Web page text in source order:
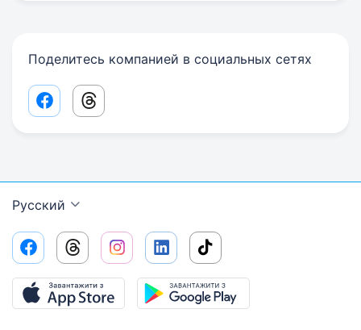
Поделитесь компанией в социальных сетях
Facebook share link
Threads share link
Русский